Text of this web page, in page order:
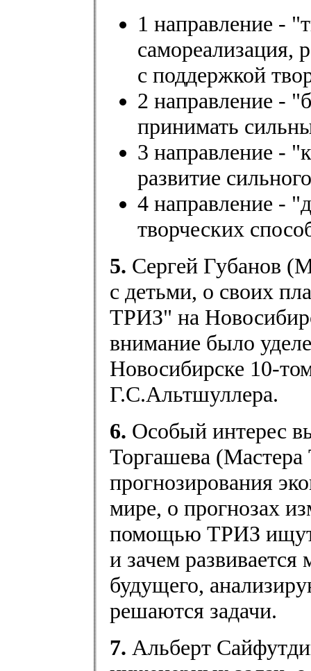
1 направление -
самореализация,
с поддержкой
2 направление -
принимать
3 направление -
развитие
4 направление -
творческих
5. Сергей Губанов
с детьми, о своих
ТРИЗ" на
внимание было
Новосибирске 10-
Г.С.Альтшуллера.
6. Особый интерес
Торгашева (Мастера
прогнозирования
мире, о прогнозах
помощью ТРИЗ
и зачем
будущего,
решаются задачи.
7. Альберт